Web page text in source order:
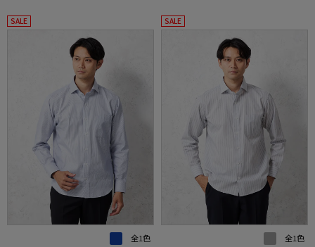
SALE
全1色
SALE
全1色